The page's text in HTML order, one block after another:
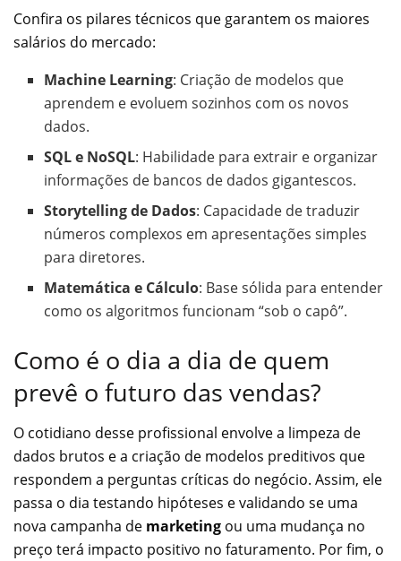
Confira os pilares técnicos que garantem os maiores
salários do mercado:
Machine Learning: Criação de modelos que
aprendem e evoluem sozinhos com os novos
dados.
SQL e NoSQL: Habilidade para extrair e organizar
informações de bancos de dados gigantescos.
Storytelling de Dados: Capacidade de traduzir
números complexos em apresentações simples
para diretores.
Matemática e Cálculo: Base sólida para entender
como os algoritmos funcionam “sob o capô”.
Como é o dia a dia de quem
prevê o futuro das vendas?
O cotidiano desse profissional envolve a limpeza de
dados brutos e a criação de modelos preditivos que
respondem a perguntas críticas do negócio. Assim, ele
passa o dia testando hipóteses e validando se uma
nova campanha de marketing ou uma mudança no
preço terá impacto positivo no faturamento. Por fim, o